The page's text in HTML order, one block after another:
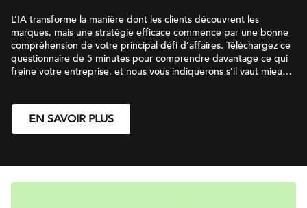
L’IA transforme la manière dont les clients découvrent les
marques, mais une stratégie efficace commence par une bonne
compréhension de votre principal défi d’affaires. Téléchargez ce
questionnaire de 5 minutes pour comprendre davantage ce qui
freine votre entreprise, et nous vous indiquerons s’il vaut mieux
EN SAVOIR PLUS